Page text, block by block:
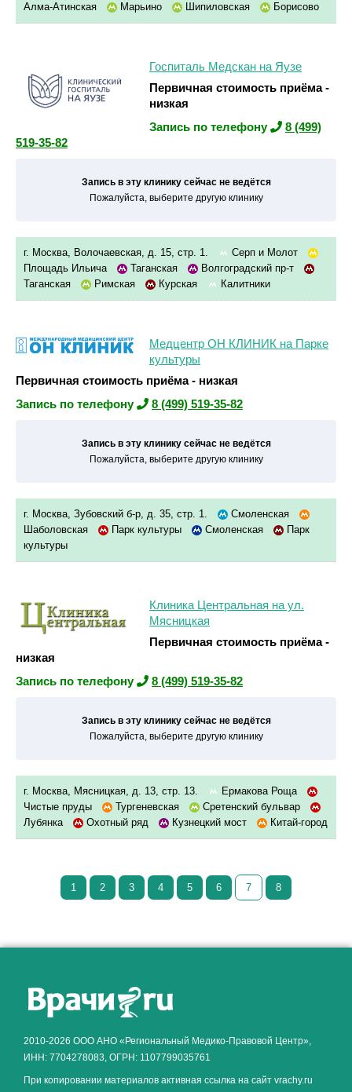
Алма-Атинская
Марьино Шипиловская Борисово
Госпиталь Медскан на Яузе
Первичная стоимость приёма -
низкая
Запись по телефону
8 (499)
519-35-82
Запись в эту клинику сейчас не ведётся
Пожалуйста, выберите другую клинику
г. Москва, Волочаевская, д. 15, стр. 1.
Серп и Молот
Площадь Ильича
Таганская
Волгоградский пр-т
Таганская
Римская Курская Калитники
Медцентр ОН КЛИНИК на Парке
культуры
Первичная стоимость приёма - низкая
Запись по телефону
8 (499) 519-35-82
Запись в эту клинику сейчас не ведётся
Пожалуйста, выберите другую клинику
г. Москва, Зубовский б-р, д. 35, стр. 1.
Смоленская
Шаболовская
Парк культуры Смоленская
Парк
культуры
Клиника Центральная на ул.
Мясницкая
Первичная стоимость приёма -
низкая
Запись по телефону
8 (499) 519-35-82
Запись в эту клинику сейчас не ведётся
Пожалуйста, выберите другую клинику
г. Москва, Мясницкая, д. 13, стр. 13.
Ермакова Роща
Чистые пруды
Тургеневская
Сретенский бульвар
Лубянка
Охотный ряд Кузнецкий мост Китай-город
1 2 3 4 5 6 7 8
2010-2026 ООО АНО «Региональный Медико-Правовой Центр»,
ИНН: 7704278083, ОГРН: 1107799035761
При копировании материалов активная ссылка на сайт vrachy.ru